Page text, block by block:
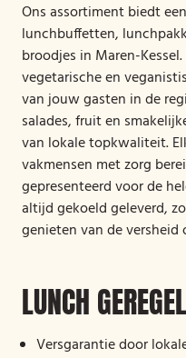
Ons assortiment biedt
lunchbuffetten,
broodjes in Maren-
vegetarische en
van jouw gasten in de
salades, fruit en
van lokale topkwaliteit.
vakmensen met zorg
gepresenteerd voor de
altijd gekoeld geleverd,
genieten van de versheid
LUNCH
Versgarantie door